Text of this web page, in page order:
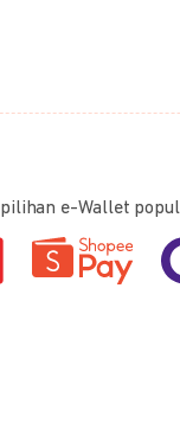
e-Wallet